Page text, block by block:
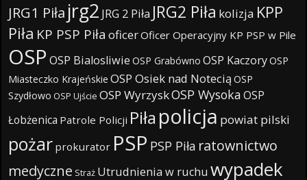
JRG1 Piła jrg2 JRG 2 Piła JRG2 Piła kolizja KPP
Piła KP PSP Piła oficerOficer Operacyjny KP PSP w Pile
OSP OSP Bialosliwie OSP Grabówno OSP KaczoryOSP
Miasteczko Krajeńskie OSP Osiek nad Notecią OSP
Szydłowo OSP Ujście OSP WyrzyskOSP WysokaOSP
Łobżenica Patrole Policji Piła policja powiat pilski
pożar prokurator PSP PSP Piła ratownictwo
medyczne Straż Utrudnienia w ruchu wypadek